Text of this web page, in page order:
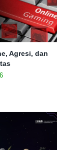
Agresi, dan